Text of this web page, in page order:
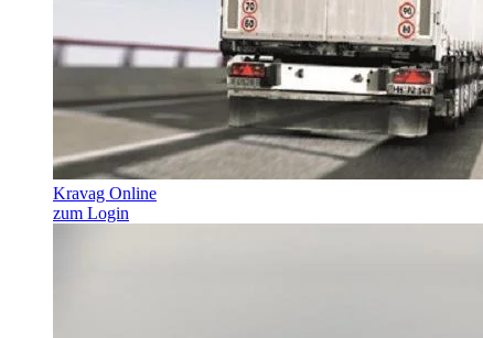
Kravag Online
zum Login